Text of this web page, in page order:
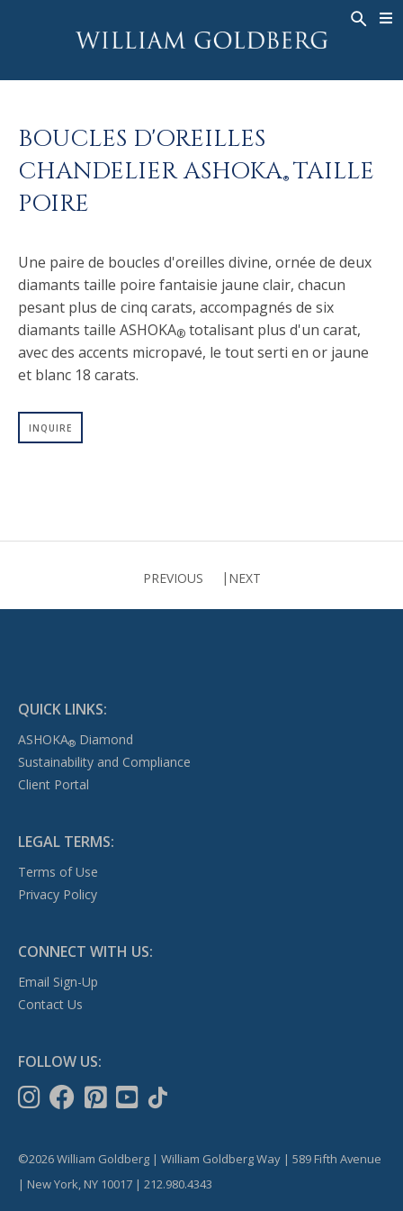
HAUTE JOAILLERIE
BAGUES POUR HOMME
COLLIERS
PENDENTIFS
BRACELETS
MONTRES
COULEURS FANCY
ASHOKA JOAILLERIE
BAGUES
BANDS
MEN'S RINGS
PENDENTIFS
BOUCLES D’OREILLES
BRACELETS
TALISMAN
MONTRES
HISTOIRE
ASHOKA®
BOUCLES D'OREILLES
CHANDELIER ASHOKA®TAILLE
POIRE
Une paire de boucles d'oreilles divine, ornée de deux
diamants taille poire fantaisie jaune clair, chacun
pesant plus de cinq carats, accompagnés de six
diamants taille ASHOKA®totalisant plus d'un carat,
avec des accents micropavé, le tout serti en or jaune
et blanc 18 carats.
INQUIRE
PREVIOUS NEXT
QUICK LINKS:
ASHOKA®Diamond
Sustainability and Compliance
Client Portal
LEGAL TERMS:
Terms of Use
Privacy Policy
CONNECT WITH US:
Email Sign-Up
Contact Us
FOLLOW US:
©2026 William Goldberg | William Goldberg Way | 589 Fifth Avenue
| New York, NY 10017 | 212.980.4343